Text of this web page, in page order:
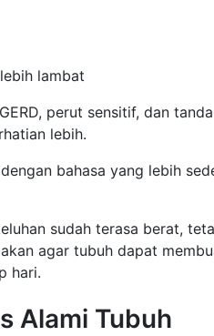
lambat
perut sensitif, dan
lebih.
bahasa yang lebih
sudah terasa berat,
agar tubuh dapat
hari.
Alami Tubuh